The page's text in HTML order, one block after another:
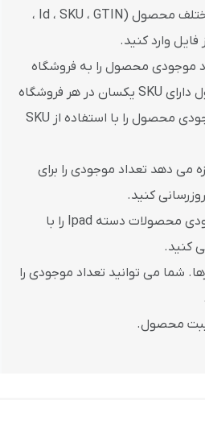
را با استفاده از کلیدهای مختلف محصول (Id ، SKU ، GTIN ،
وارد کنید.
موجودی محصول را به فروشگاه
دیگر خود وارد کنید. محصول دارای SKU یکسان در هر فروشگاه
است. می توانید تعداد موجودی محصول را با استفاده از SKU
می دهد تعداد موجودی را برای
کنید.
مثلا: می توانید تعداد موجودی محصولات دسته Ipad را با
شما می توانید تعداد موجودی را